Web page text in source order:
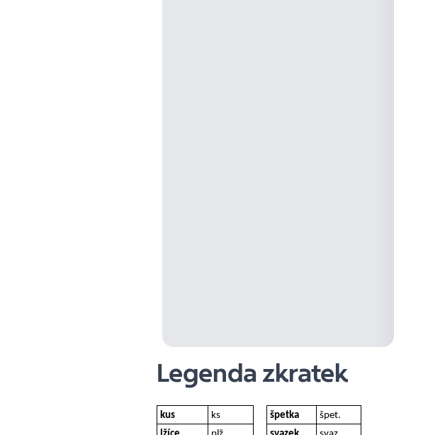
Legenda zkratek
kus ks špetka
špet.